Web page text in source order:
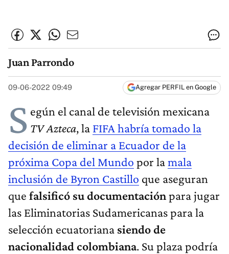
Juan Parrondo
09-06-2022 09:49 Agregar PERFIL en Google
S egún el canal de televisión mexicana
TV Azteca, la FIFA habría tomado la
decisión de eliminar a Ecuador de la
próxima Copa del Mundo por lamala
inclusión de Byron Castillo que aseguran
que falsificó su documentaciónpara jugar
las Eliminatorias Sudamericanas para la
selección ecuatoriana siendo de
nacionalidad colombiana. Su plaza podría